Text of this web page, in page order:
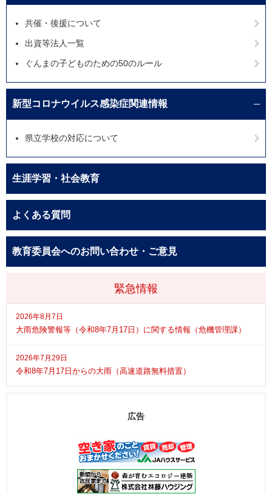
緊急情報
2026年8月7日
大雨危険警報等（令和8年7月17日）に関する情報（危機管理課）
2026年7月29日
令和8年7月17日からの大雨（高速道路無料措置）
共催・後援について
出資等法人一覧
ぐんまの子どものための50のルール
新型コロナウイルス感染症関連情報
県立学校の対応について
生涯学習・社会教育
よくある質問
教育委員会へのお問い合わせ・ご意見
広告